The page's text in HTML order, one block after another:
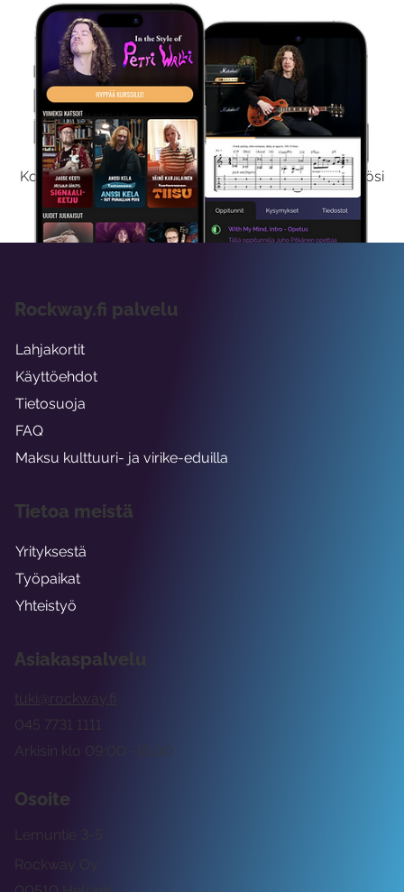
Kokeile Ilmaiseksi
Kokeilemalla ilmaiseksi saat koko sisältömme käyttöösi
viikon ajaksi.
Asiakaspalvelu
tuki@rockway.fi
Arkisin klo 09:00 -15:00
045 7731 1111
Osoite
Rockway Oy
Lemuntie 3-5
Rockway.fi palvelu
Lahjakortit
Käyttöehdot
Tietosuoja
FAQ
Maksu kulttuuri- ja virike-eduilla
Tietoa meistä
Yrityksestä
Työpaikat
Yhteistyö